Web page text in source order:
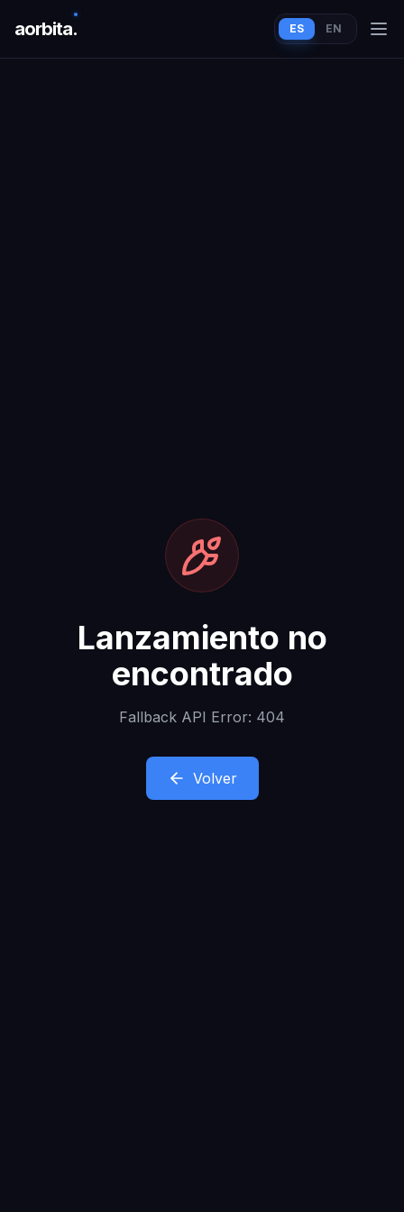
aorbita. ES EN
Lanzamiento no
encontrado
Fallback API Error: 404
Volver